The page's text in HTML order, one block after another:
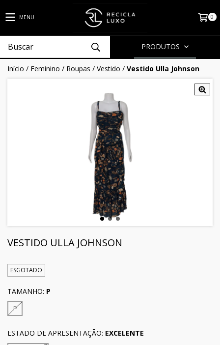
MENU 0
PRODUTOS
Início / Feminino / Roupas / Vestido / Vestido Ulla Johnson
VESTIDO ULLA JOHNSON
ESGOTADO
TAMANHO: P
P
ESTADO DE APRESENTAÇÃO: EXCELENTE